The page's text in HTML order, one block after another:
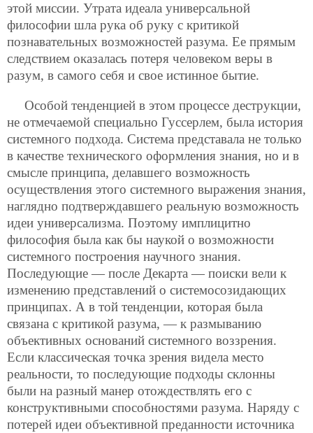
этой миссии. Утрата идеала универсальной
философии шла рука об руку с критикой
познавательных возможностей разума. Ее прямым
следствием оказалась потеря человеком веры в
разум, в самого себя и свое истинное бытие.
Особой тенденцией в этом процессе деструкции,
не отмечаемой специально Гуссерлем, была история
системного подхода. Система представала не только
в качестве технического оформления знания, но и в
смысле принципа, делавшего возможность
осуществления этого системного выражения знания,
наглядно подтверждавшего реальную возможность
идеи универсализма. Поэтому имплицитно
философия была как бы наукой о возможности
системного построения научного знания.
Последующие — после Декарта — поиски вели к
изменению представлений о системосозидающих
принципах. А в той тенденции, которая была
связана с критикой разума, — к размыванию
объективных оснований системного воззрения.
Если классическая точка зрения видела место
реальности, то последующие подходы склонны
были на разный манер отождествлять его с
конструктивными способностями разума. Наряду с
потерей идеи объективной преданности источника